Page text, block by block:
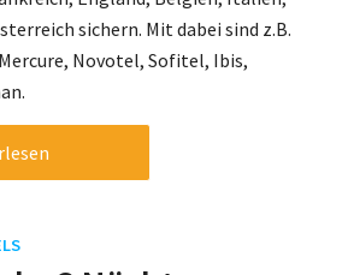
sichern. Mit dabei sind z.B.
Novotel, Sofitel, Ibis,